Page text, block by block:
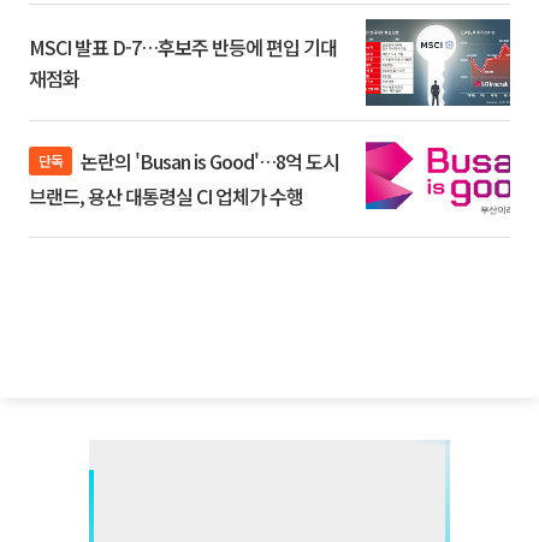
MSCI 발표 D-7…후보주 반등에 편입 기대
재점화
단독
브랜드, 용산 대통령실 CI 업체가 수행